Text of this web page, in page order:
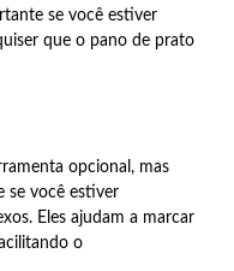
se você estiver
que o pano de prato
opcional, mas
se você estiver
Eles ajudam a marcar
o